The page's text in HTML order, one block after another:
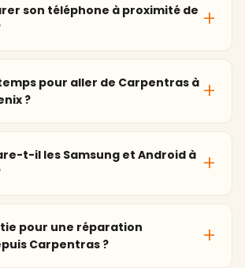
son téléphone à proximité de
pour aller de Carpentras à
?
t-il les Samsung et Android à
pour une réparation
Carpentras ?